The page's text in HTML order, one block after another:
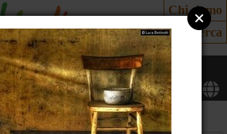
Chi siamo
Cerca
Cittadinanza attiva
Ecologia